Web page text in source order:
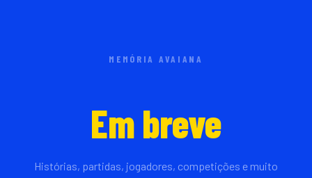
MEMÓRIA AVAIANA
Em breve
Histórias, partidas, jogadores, competições e muito